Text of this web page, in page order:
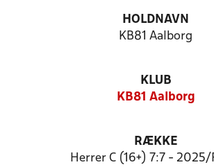
HOLDNAVN
KB81 Aalborg
KLUB
KB81 Aalborg
RÆKKE
Herrer C (16+) 7:7 -